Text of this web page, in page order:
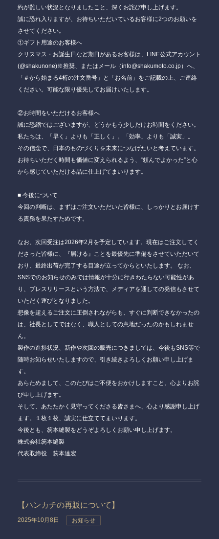
約が難しい状況となりましたこと、深くお詫び申し上げます。
誠に恐れ入りますが、お待ちいただいているお客様に2つのお願いを
させてください。
①ギフト用途のお客様へ
クリスマス・お誕生日など期日があるお客様は、LINE公式アカウント
(@shakunone)※推奨、またはメール（info@shakumoto.co.jp）へ、
「＃から始まる4桁の注文番号」と「お名前」をご記載の上、ご連絡
ください。可能な限り優先してお届けいたします。
②お時間をいただけるお客様へ
誠に恐縮ではございますが、どうかもう少しだけお時間をください。
私たちは、「早く」よりも「正しく」。「効率」よりも「誠実」。
その信念で、日本のものづくりを未来につなげたいと考えています。
お待ちいただく時間も価値に変えられるよう、“頼んでよかった”と心
から感じていただける品に仕上げてまいります。
■ 今後について
今回の判断は、まずはご注文いただいた皆様に、しっかりとお届けす
る責務を果たすためです。
なお、次回受注は2026年2月を予定しています。現在はご注文してく
ださった皆様に、『届ける』ことを最優先に準備をさせていただいて
おり、最終出荷が完了する目途が立ってからといたします。 なお、
SNSでのお知らせのみでは情報が十分に行きわたらない可能性があ
り、プレスリリースという方法で、メディアを通しての発信もさせて
いただく運びとなりました。
想像を超えるご注文に圧倒されながらも、すぐに判断できなかったの
は、社長としてではなく、職人としての意地だったのかもしれませ
ん。
製作の進捗状況、新作や次回の販売につきましては、今後もSNS等で
随時お知らせいたしますので、引き続きよろしくお願い申し上げま
す。
あらためまして、このたびはご不便をおかけしますこと、心よりお詫
び申し上げます。
そして、あたたかく見守ってくださる皆さまへ、心より感謝申し上げ
ます。１枚１枚、誠実に仕立ててまいります。
今後とも、笏本縫製をどうぞよろしくお願い申し上げます。
株式会社笏本縫製
代表取締役 笏本達宏
【ハンカチの再販について】
2025年10月8日 お知らせ